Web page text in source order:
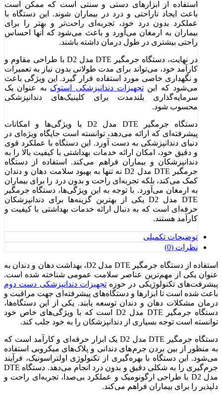
استفاده از ابزارهای دستی و سنتی است که ممکن است
باعث ایجاد ناراحتی و درد در بیماران شوند. این دستگاه با
عملکرد بدون درد خود، تجربه‌ای راحت‌تر و بهتر را برای
بیماران به ارمغان می‌آورد و باعث می‌شود که آنها احساس
راحتی بیشتری در طول درمان داشته باشند.
در نهایت، دستگاه جرمگیر DTE مدل D2 با طراحی مقاوم و
کارآمد خود، می‌تواند برای مدت طولانی بدون نیاز به تعمیرات
و نگهداری خاصی مورد استفاده قرار گیرد. این ویژگی باعث
می‌شود که اینتجهیزات دندانپزشکی استوک به عنوان یک
سرمایه‌گذاری بلندمدت برای کلینیک‌های دندانپزشکی
محسوب شود.
دستگاه جرمگیر DTE مدل D2 با ویژگی‌ها و امکانات
پیشرفته‌ای که ارائه می‌دهد، توانسته است جایگاه ویژه‌ای در
دنیای دندانپزشکی به دست آورد. این دستگاه با عملکرد قوی
و دقیق خود، امکان ارائه خدمات بهداشتی با کیفیت بالا را به
دندانپزشکان و بیماران فراهم می‌کند. استفاده از دستگاه
جرمگیر DTE مدل D2 نه تنها به بهبود سلامت دهان و دندان
کمک می‌کند، بلکه تجربه‌ای راحت و بدون درد را برای بیماران
به ارمغان می‌آورد. با توجه به این ویژگی‌ها، دستگاه جرمگیر
DTE مدل D2 یکی از بهترین گزینه‌ها برای دندانپزشکان
حرفه‌ای است که به دنبال ارائه خدمات بهداشتی با کیفیت و
کارآمد هستند.
توضیحات تکمیلی
نظرات (0)
استفاده از دستگاه جرمگیر DTE مدل D2، بهداشت دهان و دندان به
عنوان یکی از مهم‌ترین عناصر سلامت عمومی شناخته شده است.
پیشرفت‌های تکنولوژیکی در حوزهتجهیزات دندانپزشکی دست دوم
باعث شده است تا ابزارها و دستگاه‌های پیشرفته‌ای جهت مراقبت و
درمان مشکلات دهان و دندان توسعه یابند. یکی از این دستگاه‌ها،
دستگاه جرمگیر DTE مدل D2 است که با ویژگی‌های خاص خود
توانسته است توجه بسیاری از دندانپزشکان را به خود جلب کند.
دستگاه جرمگیر DTE مدل D2 یک ابزار حرفه‌ای و کارآمد است که
به منظور از بین بردن جرم‌های دندانی و پلاک‌های میکروبی استفاده
می‌شود. این دستگاه با بهره‌گیری از تکنولوژی اولتراسونیک، فرآیند
جرم‌گیری را به شکلی دقیق و بدون درد انجام می‌دهد. دستگاه DTE
مدل D2 با طراحی ارگونومیک و عملکرد بی‌صدا، تجربه‌ای راحت و
دلپذیر را برای بیماران فراهم می‌کند.